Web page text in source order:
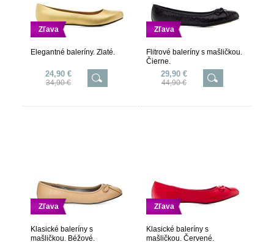
Zľava
Elegantné baleríny. Zlaté.
24,90 €
34,90 €
Zľava
Flitrové baleríny s mašličkou.
Čierne.
29,90 €
44,90 €
Zľava
Klasické baleríny s
mašličkou. Béžové.
Zľava
Klasické baleríny s
mašličkou. Červené.